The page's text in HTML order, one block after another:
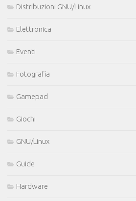
Distribuzioni GNU/Linux
Elettronica
Eventi
Fotografia
Gamepad
Giochi
GNU/Linux
Guide
Hardware